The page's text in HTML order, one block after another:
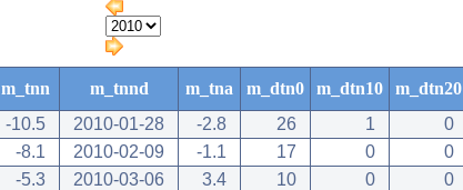
m_tnn m_tnnd m_tna m_dtn0 m_dtn10
m_dtn20
-10.5 2010-01-28 -2.8 26 1
0
-8.1 2010-02-09 -1.1 17 0
0
-5.3 2010-03-06 3.4 10 0
0